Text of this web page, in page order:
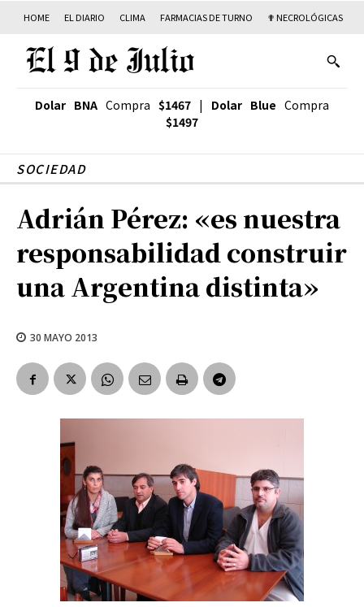
HOME EL DIARIO CLIMA FARMACIAS DE TURNO ✟ NECROLÓGICAS
Dolar BNA Compra $1467 | Dolar Blue Compra
$1497
SOCIEDAD
Adrián Pérez: «es nuestra
responsabilidad construir
una Argentina distinta»
30 MAYO 2013